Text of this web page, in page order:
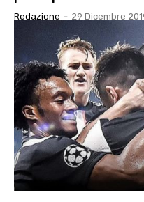
Redazione - 29 Dicembre